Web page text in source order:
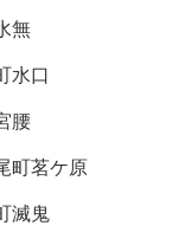
無
水口
腰
町茗ケ原
滅鬼